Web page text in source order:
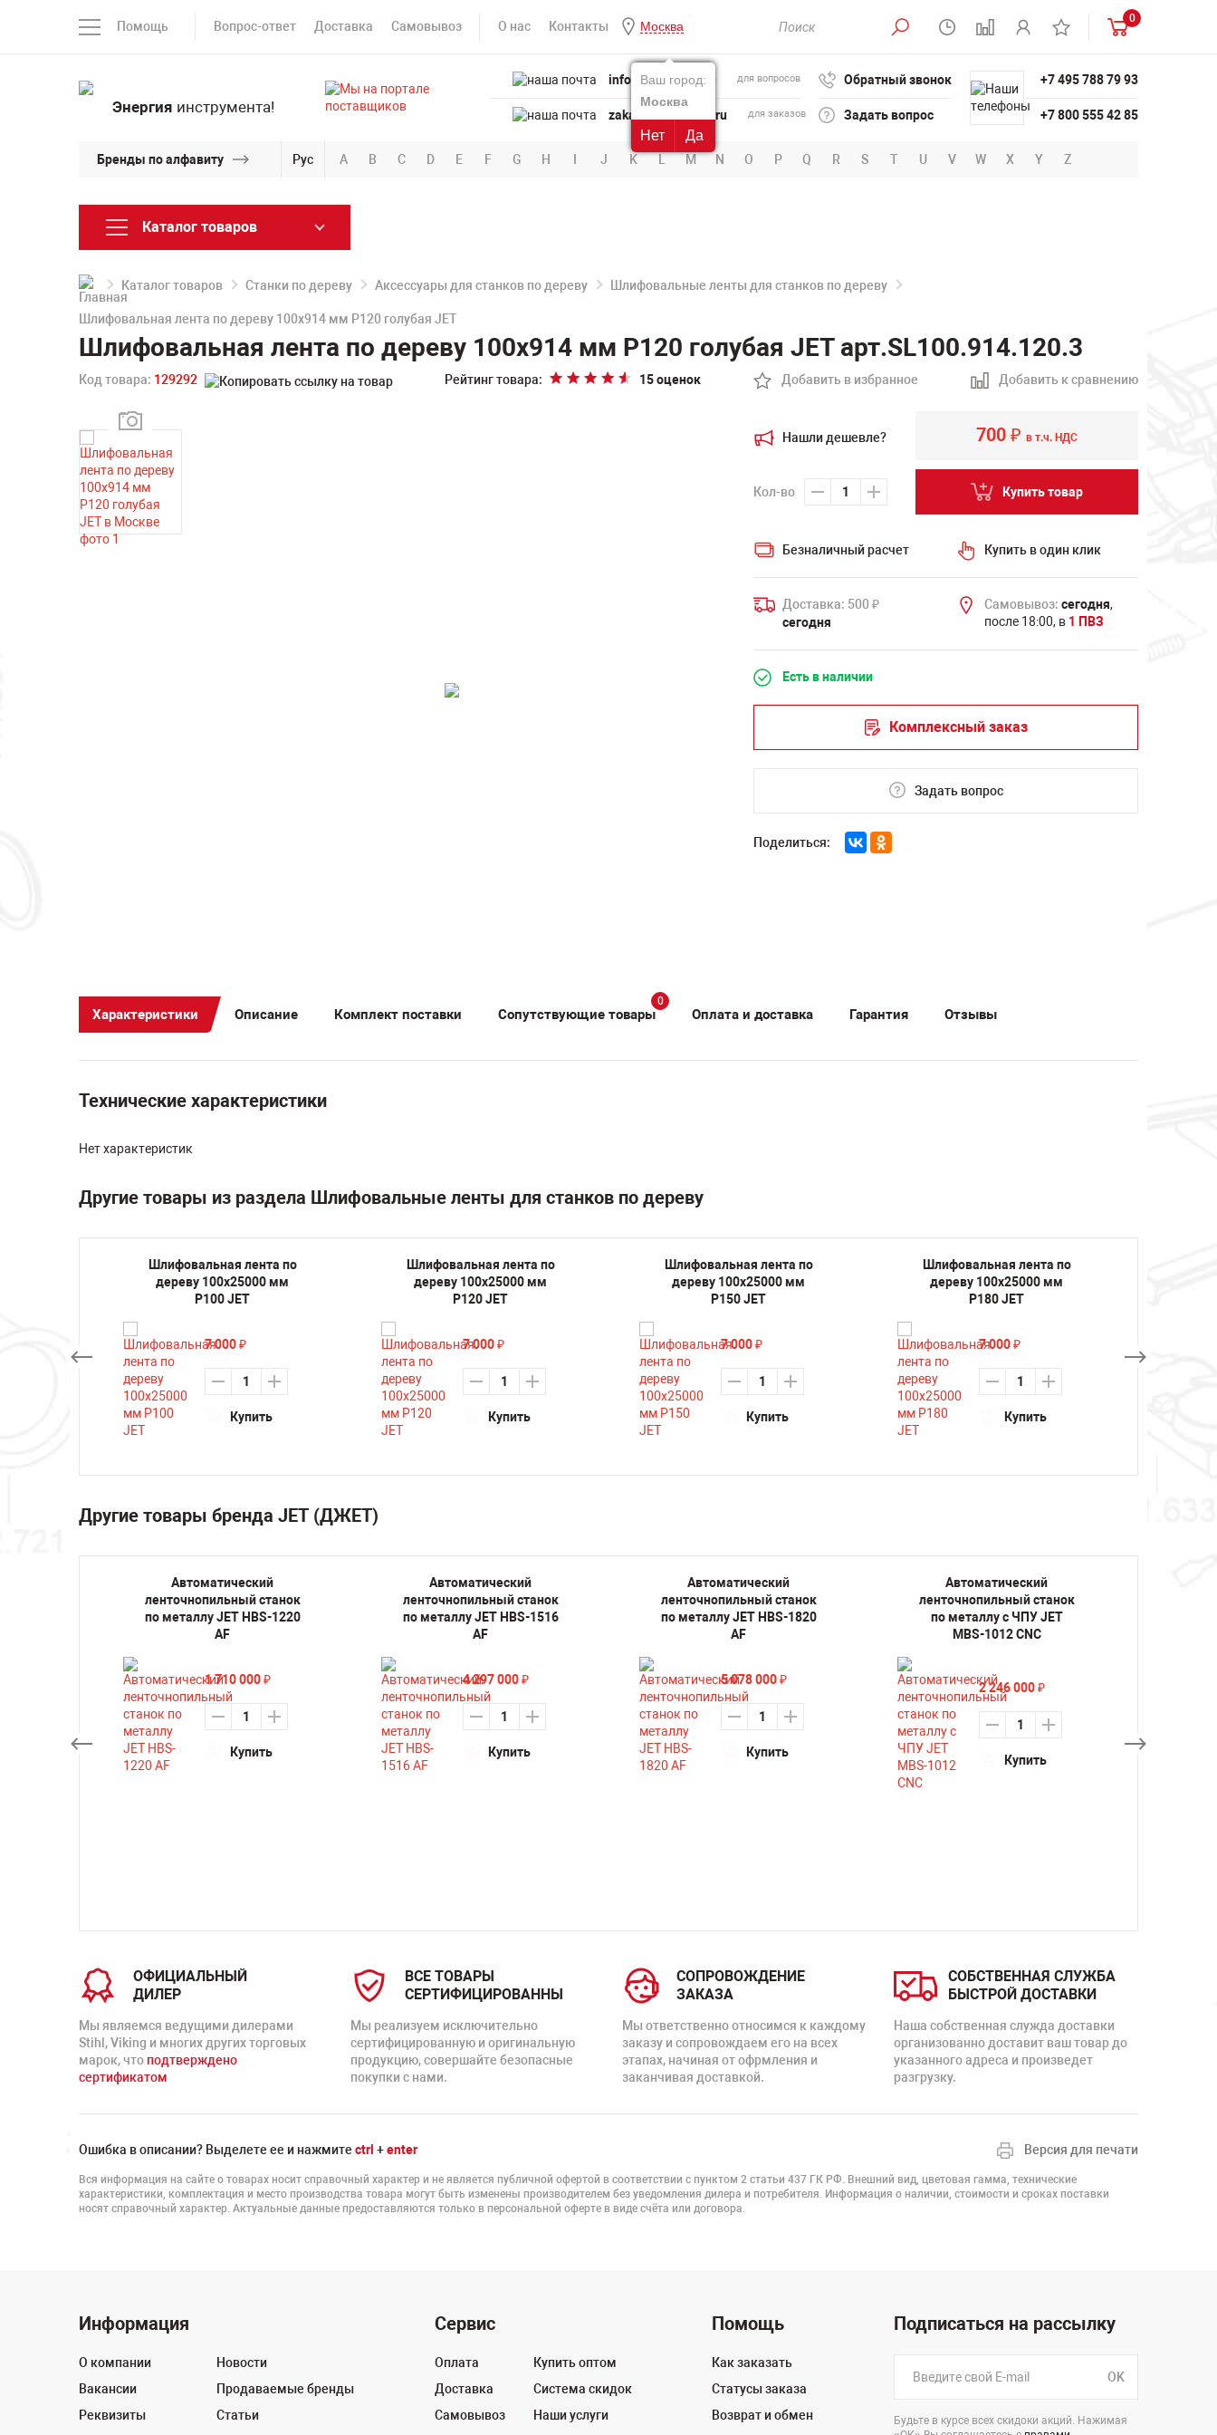
Помощь Вопрос-ответ Доставка Самовывоз О нас Контакты Москва
Ваш город:
Москва
Нет Да
0
Энергия инструмента!
info@powertool.ru для вопросов
zakaz@powertool.ru для заказов
Обратный звонок
Задать вопрос
+7 495 788 79 93
+7 800 555 42 85
Бренды по алфавиту Рус A B C D E F G H I J K L M N O P Q R S T U V W X Y Z
Каталог товаров
Каталог товаров Станки по дереву Аксессуары для станков по дереву Шлифовальные ленты для станков по дереву
Шлифовальная лента по дереву 100х914 мм P120 голубая JET
Шлифовальная лента по дереву 100х914 мм P120 голубая JET арт.SL100.914.120.3
Код товара: 129292 Рейтинг товара: 15 оценок Добавить в избранное Добавить к сравнению
Нашли дешевле?
Кол-во
700 ₽ в т.ч. НДС
Купить товар
Безналичный расчет Купить в один клик
Доставка: 500 ₽
сегодня
Самовывоз: сегодня,
после 18:00, в 1 ПВЗ
Есть в наличии
Комплексный заказ
Задать вопрос
Поделиться:
Характеристики Описание Комплект поставки Сопутствующие товары
0
Оплата и доставка Гарантия Отзывы
Технические характеристики
Нет характеристик
Другие товары из раздела Шлифовальные ленты для станков по дереву
Шлифовальная лента по
дереву 100х25000 мм
P100 JET
7 000 ₽
Купить
Шлифовальная лента по
дереву 100х25000 мм
P120 JET
7 000 ₽
Купить
Шлифовальная лента по
дереву 100х25000 мм
P150 JET
7 000 ₽
Купить
Шлифовальная лента по
дереву 100х25000 мм
P180 JET
7 000 ₽
Купить
Другие товары бренда JET (ДЖЕТ)
Автоматический
ленточнопильный станок
по металлу JET HBS-1220
AF
1 710 000 ₽
Купить
Автоматический
ленточнопильный станок
по металлу JET HBS-1516
AF
4 297 000 ₽
Купить
Автоматический
ленточнопильный станок
по металлу JET HBS-1820
AF
5 078 000 ₽
Купить
Автоматический
ленточнопильный станок
по металлу с ЧПУ JET
MBS-1012 CNC
2 246 000 ₽
Купить
ОФИЦИАЛЬНЫЙ
ДИЛЕР
Мы являемся ведущими дилерами
Stihl, Viking и многих других торговых
марок, что подтверждено
сертификатом
ВСЕ ТОВАРЫ
СЕРТИФИЦИРОВАННЫ
Мы реализуем исключительно
сертифицированную и оригинальную
продукцию, совершайте безопасные
покупки с нами.
СОПРОВОЖДЕНИЕ
ЗАКАЗА
Мы ответственно относимся к каждому
заказу и сопровождаем его на всех
этапах, начиная от офрмления и
заканчивая доставкой.
СОБСТВЕННАЯ СЛУЖБА
БЫСТРОЙ ДОСТАВКИ
Наша собственная служда доставки
организованно доставит ваш товар до
указанного адреса и произведет
разгрузку.
Ошибка в описании? Выделете ее и нажмите ctrl +enter Версия для печати
Вся информация на сайте о товарах носит справочный характер и не является публичной офертой в соответствии с пунктом 2 статьи 437 ГК РФ. Внешний вид, цветовая гамма, технические
характеристики, комплектация и место производства товара могут быть изменены производителем без уведомления дилера и потребителя. Информация о наличии, стоимости и сроках поставки
носят справочный характер. Актуальные данные предоставляются только в персональной оферте в виде счёта или договора.
Информация
О компании
Вакансии
Реквизиты
Новости
Продаваемые бренды
Статьи
Сервис
Оплата
Доставка
Самовывоз
Купить оптом
Система скидок
Наши услуги
Помощь
Как заказать
Статусы заказа
Возврат и обмен
Подписаться на рассылку
OK
Будьте в курсе всех скидоки акций. Нажимая